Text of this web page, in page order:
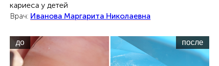
кариеса у детей
Врач: Иванова Маргарита Николаевна
до после